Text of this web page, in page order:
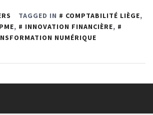
TAGGED IN COMPTABILITÉ LIÈGE,
, INNOVATION FINANCIÈRE,
NUMÉRIQUE